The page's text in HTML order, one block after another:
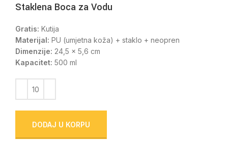
Staklena Boca za Vodu
Gratis: Kutija
Materijal: PU (umjetna koža) + staklo + neopren
Dimenzije: 24,5 x 5,6 cm
Kapacitet: 500 ml
DODAJ U KORPU